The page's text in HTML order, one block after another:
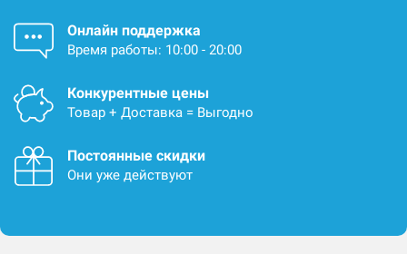
Онлайн поддержка
Время работы: 10:00 - 20:00
Конкурентные цены
Товар + Доставка = Выгодно
Постоянные скидки
Они уже действуют